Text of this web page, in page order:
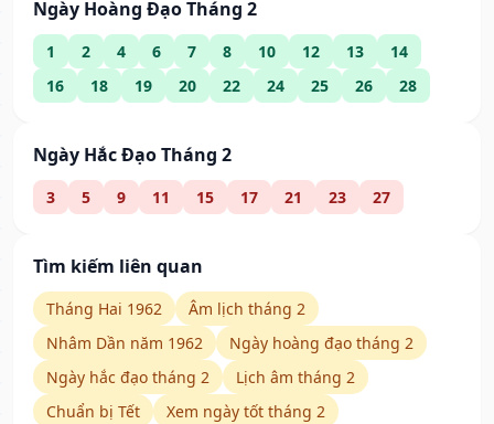
Ngày Hoàng Đạo Tháng 2
1 2 4 6 7 8 10 12 13
14
16
18 19 20 22 24 25 26 28
Ngày Hắc Đạo Tháng 2
3 5 9 11 15 17 21 23 27
Tìm kiếm liên quan
Tháng Hai 1962
Âm lịch tháng 2
Nhâm Dần năm 1962
Ngày hoàng đạo tháng 2
Ngày hắc đạo tháng 2
Lịch âm tháng 2
Chuẩn bị Tết
Xem ngày tốt tháng 2